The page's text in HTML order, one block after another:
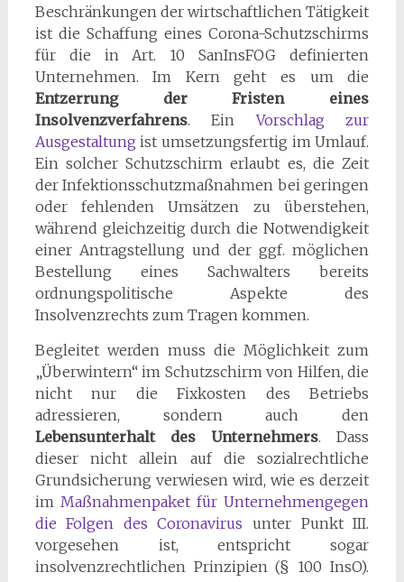
Beschränkungen der wirtschaftlichen Tätigkeit
ist die Schaffung eines Corona-Schutzschirms
für die in Art. 10 SanInsFOG definierten
Unternehmen. Im Kern geht es um die
Entzerrung der Fristen eines
Insolvenzverfahrens. EinVorschlag zur
Ausgestaltung ist umsetzungsfertig im Umlauf.
Ein solcher Schutzschirm erlaubt es, die Zeit
der Infektionsschutzmaßnahmen bei geringen
oder fehlenden Umsätzen zu überstehen,
während gleichzeitig durch die Notwendigkeit
einer Antragstellung und der ggf. möglichen
Bestellung eines Sachwalters bereits
ordnungspolitische Aspekte des
Insolvenzrechts zum Tragen kommen.
Begleitet werden muss die Möglichkeit zum
„Überwintern“ im Schutzschirm von Hilfen, die
nicht nur die Fixkosten des Betriebs
adressieren, sondern auch den
Lebensunterhalt des Unternehmers. Dass
dieser nicht allein auf die sozialrechtliche
Grundsicherung verwiesen wird, wie es derzeit
im Maßnahmenpaket für Unternehmengegen
die Folgen des Coronavirus unter Punkt III.
vorgesehen ist, entspricht sogar
insolvenzrechtlichen Prinzipien (§ 100 InsO).